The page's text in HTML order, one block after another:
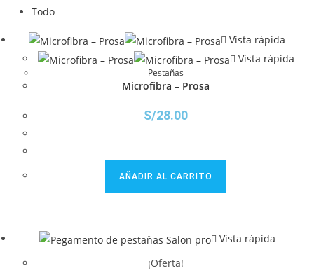
Todo
Vista rápida
Vista rápida
Pestañas
Microfibra – Prosa
S/28.00
AÑADIR AL CARRITO
Vista rápida
¡Oferta!